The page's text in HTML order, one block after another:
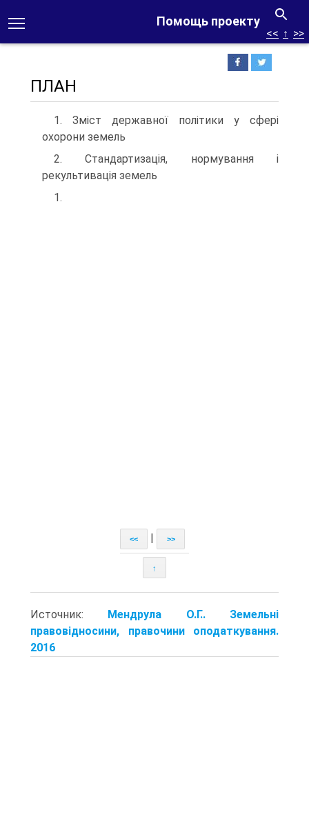
Помощь проекту
<< ↑ >>
ПЛАН
1. Зміст державної політики у сфері
охорони земель
2. Стандартизація, нормування і
рекультивація земель
1.
<< >>
↑
Источник: Мендрула О.Г.. Земельні
правовідносини, правочини оподаткування.
2016